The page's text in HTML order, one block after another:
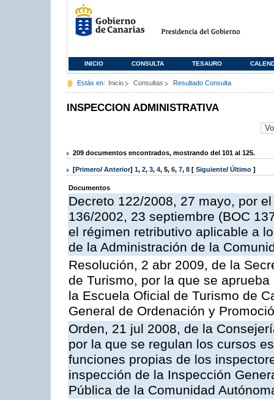
INICIO CONSULTA TESAURO
Estás en: Inicio Consultas Resultado Consulta
INSPECCION ADMINISTRATIVA
209 documentos encontrados, mostrando del 101 al 125.
[Primero/ Anterior] 1, 2, 3, 4, 5, 6, 7, 8 [ Siguiente/ Último ]
Documentos
Decreto 122/2008, 27 mayo, por
136/2002, 23 septiembre (BOC
el régimen retributivo aplicable a
de la Administración de la
Resolución, 2 abr 2009, de la
de Turismo, por la que se
la Escuela Oficial de Turismo de
General de Ordenación y
Orden, 21 jul 2008, de la
por la que se regulan los cursos
funciones propias de los
inspección de la Inspección
Pública de la Comunidad